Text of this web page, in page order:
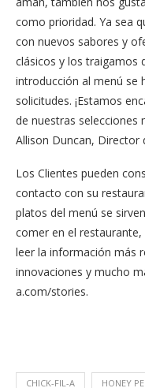
como prioridad. Ya sea
con nuevos sabores y
clásicos y los traigamos
introducción al menú se
solicitudes. ¡Estamos
de nuestras selecciones
Allison Duncan, Director
Los Clientes pueden
contacto con su
platos del menú se
comer en el
leer la información más
innovaciones y mucho
a.com/stories.
CHICK-FIL-A HONEY